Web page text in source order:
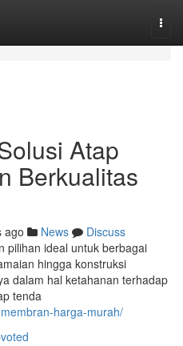
Atap
Berkualitas
ago News
Discuss
pilihan ideal untuk berbagai
hingga konstruksi
dalam hal ketahanan terhadap
tenda
harga-murah/